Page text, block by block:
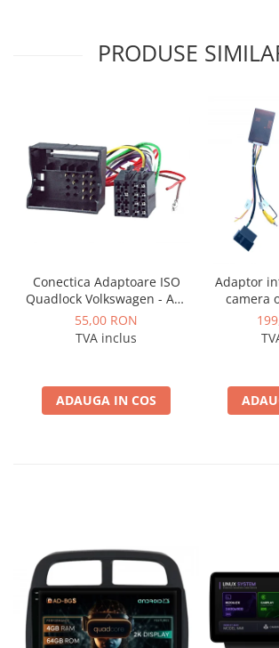
PRODUSE
Conectica Adaptoare ISO
Quadlock Volkswagen - AD-
ISOVW
55,00 RON
TVA inclus
ADAUGA IN COS
Adaptor
camera
marca
Skoda -